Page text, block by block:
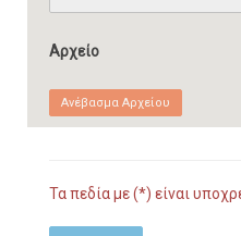
Αρχείο
Ανέβασμα Αρχείου
Τα πεδία με (*) είναι